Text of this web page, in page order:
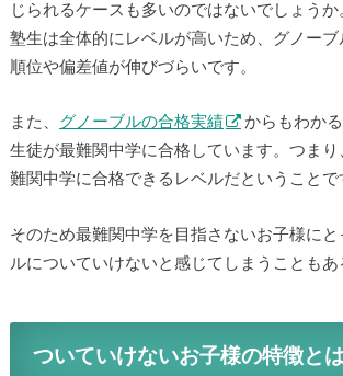
じられるケースも多いのではないでしょう
塾生は全体的にレベルが高いため、グノー
順位や偏差値が伸びづらいです。
また、 グノーブルの合格実績
からもわか
生徒が最難関中学に合格しています。つま
難関中学に合格できるレベルだということで
そのため最難関中学を目指さないお子様に
ルについていけないと感じてしまうこともあ
ついていけないお子様の特徴と